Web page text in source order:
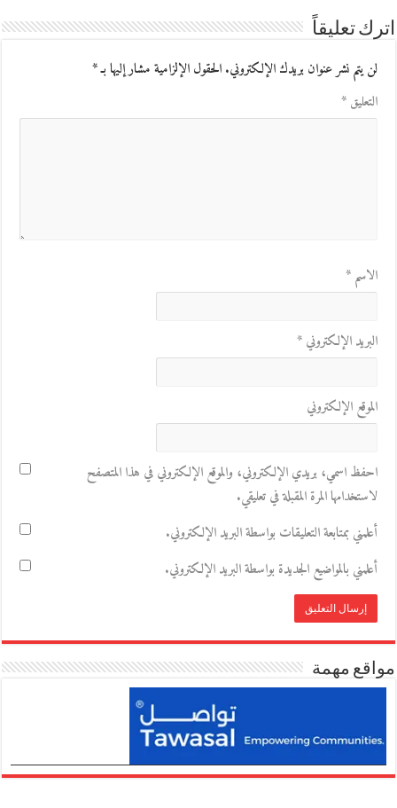
اترك تعليقاً
لن يتم نشر عنوان بريدك الإلكتروني.الحقول الإلزامية مشار إليها بـ*
التعليق*
الاسم*
البريد الإلكتروني*
الموقع الإلكتروني
احفظ اسمي، بريدي الإلكتروني، والموقع الإلكتروني في هذا المتصفح
لاستخدامها المرة المقبلة في تعليقي.
أعلمني بمتابعة التعليقات بواسطة البريد الإلكتروني.
أعلمني بالمواضيع الجديدة بواسطة البريد الإلكتروني.
مواقع مهمة